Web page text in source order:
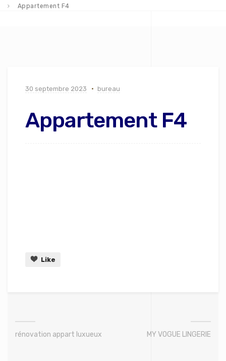
Appartement F4
30 septembre 2023 bureau
Appartement F4
Like
rénovation appart luxueux MY VOGUE LINGERIE